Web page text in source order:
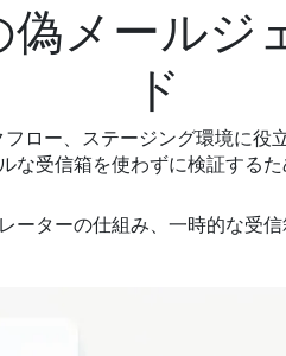
メールジ
ド
ロー、ステージング環境に
受信箱を使わずに検証する
ーターの仕組み、一時的な受